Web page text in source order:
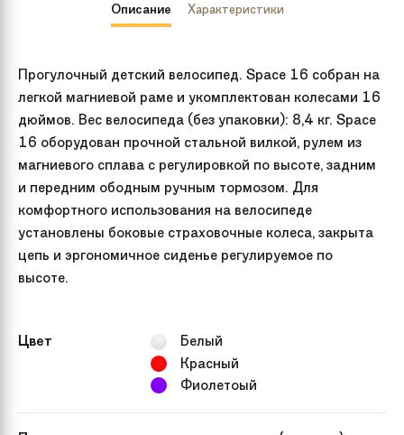
Описание Характеристики
Прогулочный детский велосипед. Space 16 собран на
легкой магниевой раме и укомплектован колесами 16
дюймов. Вес велосипеда (без упаковки): 8,4 кг. Space
16 оборудован прочной стальной вилкой, рулем из
магниевого сплава с регулировкой по высоте, задним
и передним ободным ручным тормозом. Для
комфортного использования на велосипеде
установлены боковые страховочные колеса, закрыта
цепь и эргономичное сиденье регулируемое по
высоте.
Цвет
Белый
Красный
Фиолетоый